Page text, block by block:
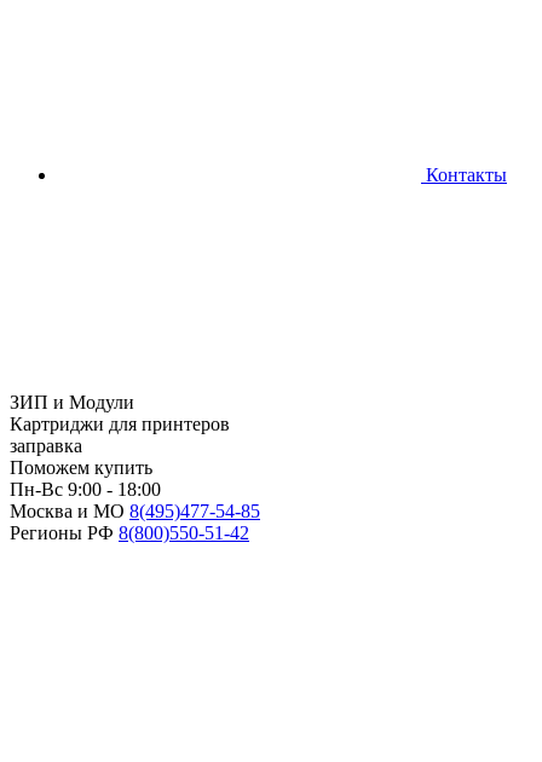
Контакты
ЗИП и Модули
Картриджи для принтеров
заправка
Поможем купить
Пн-Вс 9:00 - 18:00
Москва и МО 8(495)477-54-85
Регионы РФ 8(800)550-51-42